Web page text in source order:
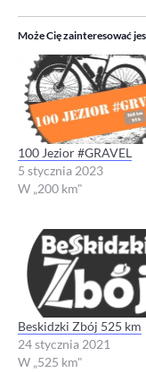
Może Cię zainteresować
100 Jezior #GRAVEL
5 stycznia 2023
W „200 km"
Beskidzki Zbój 525 km
24 stycznia 2021
W „525 km"